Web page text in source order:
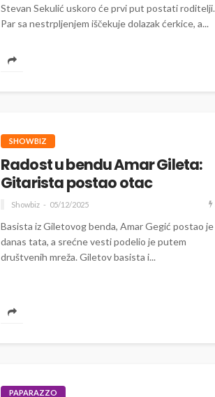
Stevan Sekulić uskoro će prvi put postati roditelji.
Par sa nestrpljenjem iščekuje dolazak ćerkice, a...
SHOWBIZ
Radost u bendu Amar Gileta:
Gitarista postao otac
Showbiz 05/12/2025
Basista iz Giletovog benda, Amar Gegić postao je
danas tata, a srećne vesti podelio je putem
društvenih mreža. Giletov basista i...
PAPARAZZO